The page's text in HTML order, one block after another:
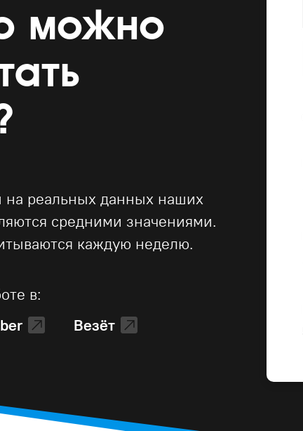
можно
на реальных данных наших
средними значениями.
каждую неделю.
в:
Везёт